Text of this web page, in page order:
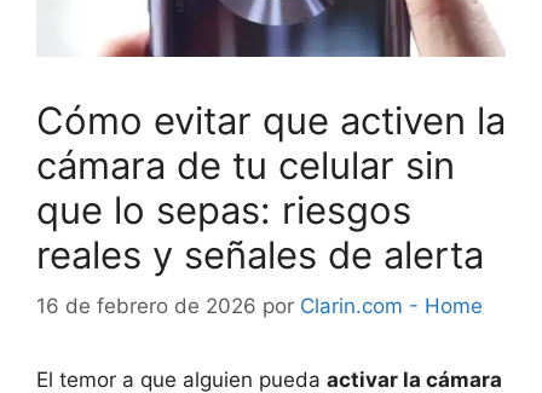
Cómo evitar que activen la
cámara de tu celular sin
que lo sepas: riesgos
reales y señales de alerta
16 de febrero de 2026 por Clarin.com - Home
El temor a que alguien pueda activar la cámara